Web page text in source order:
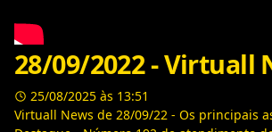
28/09/2022 - Virtuall
25/08/2025 às 13:51
Virtuall News de 28/09/22 - Os principais